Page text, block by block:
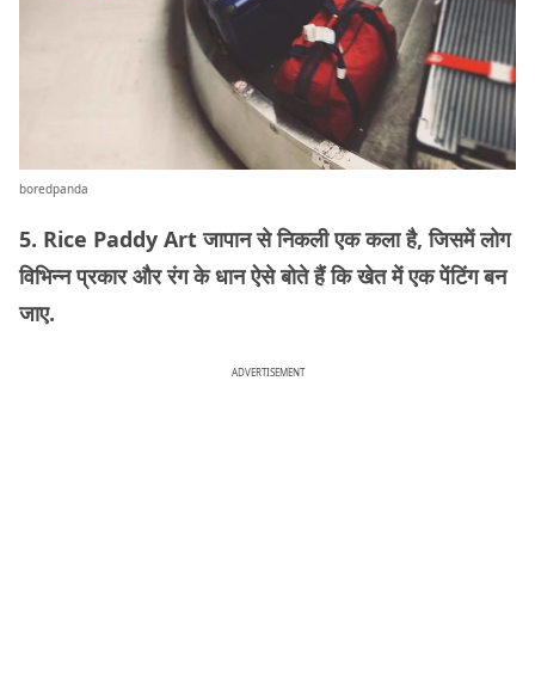
boredpanda
5. Rice Paddy Art जापान से निकली एक कला है, जिसमें लोग
विभिन्न प्रकार और रंग के धान ऐसे बोते हैं कि खेत में एक पेंटिंग बन
जाए.
ADVERTISEMENT